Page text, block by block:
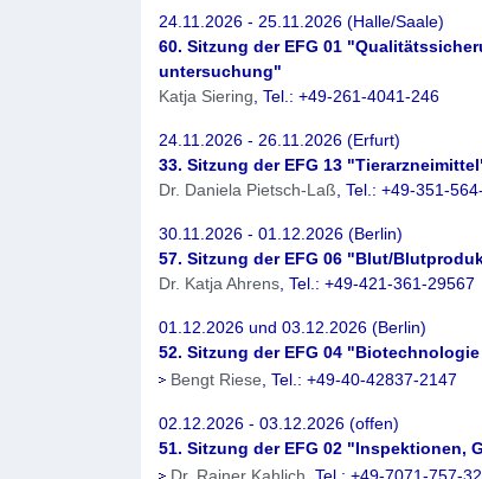
24.11.2026 - 25.11.2026 (Halle/Saale)
60. Sitzung der EFG 01
untersuchung"
Katja Siering , Tel.: +49-261-4041-246
24.11.2026 - 26.11.2026 (Erfurt)
33. Sitzung der EFG 13
Dr. Daniela Pietsch-Laß , Tel.: +49-351-
30.11.2026 - 01.12.2026 (Berlin)
57. Sitzung der EFG 06 "Blut/
Dr. Katja Ahrens , Tel.: +49-421-361-29567
01.12.2026 und 03.12.2026 (Berlin)
52. Sitzung der EFG 04
Bengt Riese , Tel.: +49-40-42837-2147
02.12.2026 - 03.12.2026 (offen)
51. Sitzung der EFG 02 "Inspektionen,
Dr. Rainer Kahlich , Tel.: +49-7071-757-